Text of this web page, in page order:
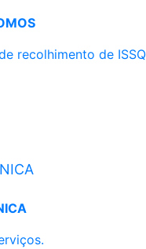
recolhimento de